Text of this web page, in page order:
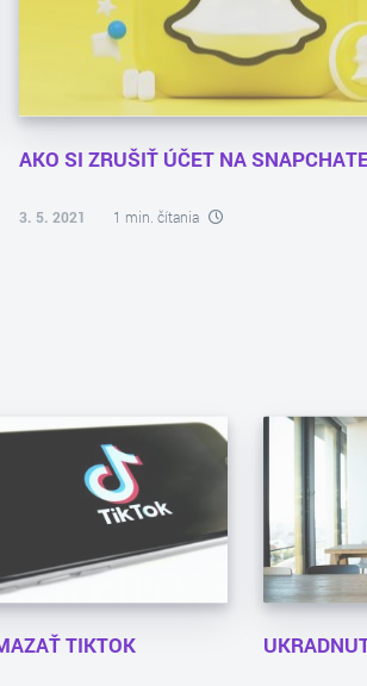
AKO SI ZRUŠIŤ ÚČET NA
3. 5. 2021 1 min. čítania
TIKTOK